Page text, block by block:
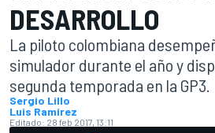
DESARROLLO
La piloto colombiana
simulador durante el año y
segunda temporada en la GP3.
Sergio Lillo
Luis Ramírez
Editado: 28 feb 2017, 13:11